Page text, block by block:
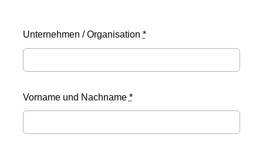
Unternehmen / Organisation *
Vorname und Nachname *